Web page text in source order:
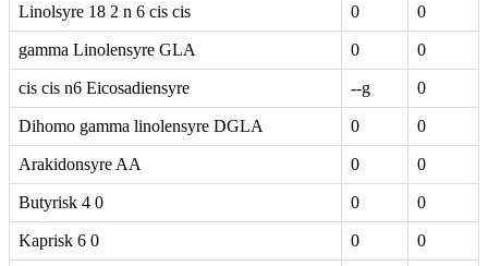
Linolsyre 18 2 n 6 cis cis 0 0
gamma Linolensyre GLA 0 0
cis cis n6 Eicosadiensyre --g 0
Dihomo gamma linolensyre DGLA 0 0
Arakidonsyre AA 0 0
Butyrisk 4 0 0 0
Kaprisk 6 0 0 0